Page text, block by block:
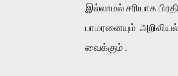
இல்லாமல் சரியாக
பாமரனையும்
வைக்கும் .